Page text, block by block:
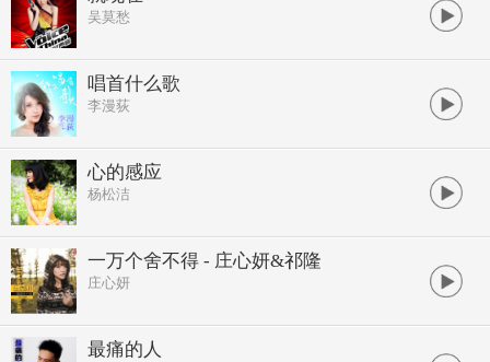
吴莫愁
唱首什么歌
李漫荻
心的感应
杨松洁
一万个舍不得 - 庄心妍&祁隆
庄心妍
最痛的人